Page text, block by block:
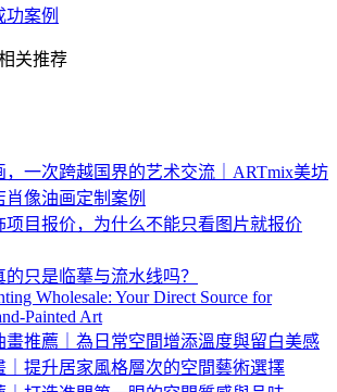
案例
关推荐
，一次跨越国界的艺术交流｜ARTmix美坊
像油画定制案例
项目报价，为什么不能只看图片就报价
只是临摹与流水线吗？
Wholesale: Your Direct Source for
Painted Art
畫推薦｜為日常空間增添溫度與留白美感
｜提升居家風格層次的空間藝術選擇